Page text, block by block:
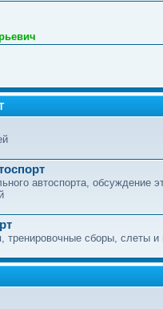
автоспорта, обсуждение
тренировочные сборы, слеты и